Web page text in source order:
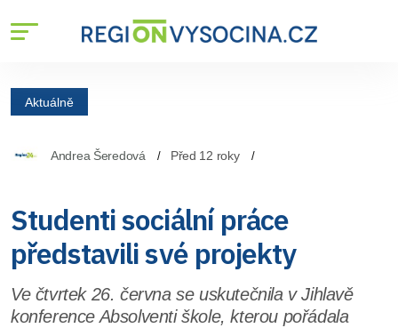
Aktuálně
Andrea Šeredová Před 12 roky
Studenti sociální práce
představili své projekty
Ve čtvrtek 26. června se uskutečnila v Jihlavě
konference Absolventi škole, kterou pořádala